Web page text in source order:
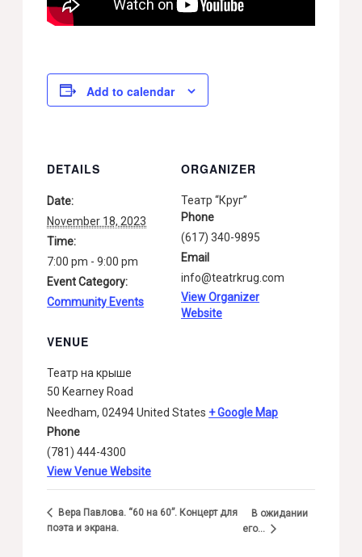
Add to calendar
DETAILS
Date:
November 18, 2023
Time:
7:00 pm - 9:00 pm
Event Category:
Community Events
VENUE
Театр на крыше
50 Kearney Road
Needham, 02494United States + Google Map
Phone
(781) 444-4300
View Venue Website
ORGANIZER
Театр “Круг”
Phone
(617) 340-9895
Email
info@teatrkrug.com
View Organizer
Website
Вера Павлова. “60 на 60”. Концерт для
поэта и экрана.
В ожидании
его…